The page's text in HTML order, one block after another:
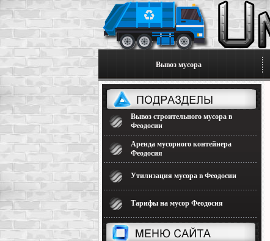
Вывоз мусора
Вывоз строительного мусора в
Феодосии
Аренда мусорного контейнера
Феодосия
Утилизация мусора в Феодосии
Тарифы на мусор Феодосия